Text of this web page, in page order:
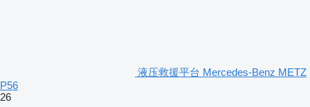
液压救援平台 Mercedes-Benz METZ
P56
26